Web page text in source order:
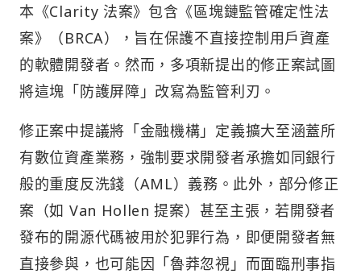
本《Clarity 法案》包含《區塊鏈監管確定性法
案》（BRCA），旨在保護不直接控制用戶資產
的軟體開發者。然而，多項新提出的修正案試圖
將這塊「防護屏障」改寫為監管利刃。
修正案中提議將「金融機構」定義擴大至涵蓋所
有數位資產業務，強制要求開發者承擔如同銀行
般的重度反洗錢（AML）義務。此外，部分修正
案（如 Van Hollen 提案）甚至主張，若開發者
發布的開源代碼被用於犯罪行為，即便開發者無
直接參與，也可能因「魯莽忽視」而面臨刑事指